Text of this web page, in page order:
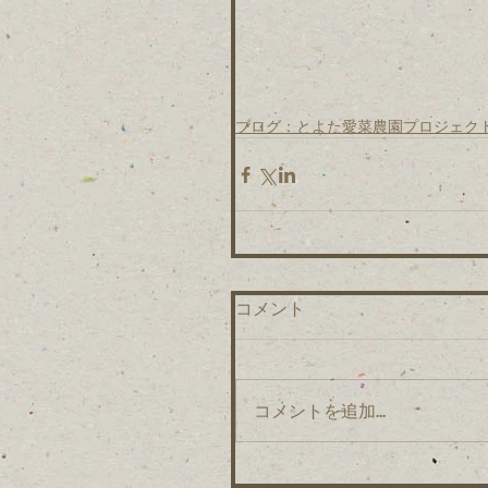
ブログ：とよた愛菜農園プロジェク
コメント
コメントを追加…